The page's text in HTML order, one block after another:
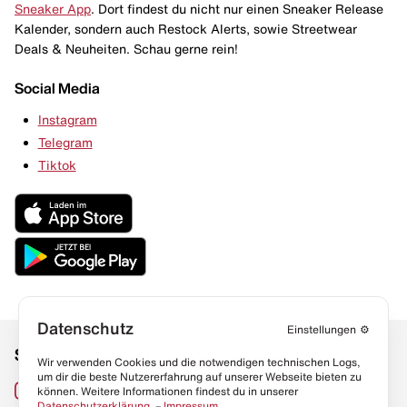
Sneaker App . Dort findest du nicht nur einen Sneaker Release
Kalender, sondern auch Restock Alerts, sowie Streetwear
Deals & Neuheiten. Schau gerne rein!
Social Media
Instagram
Telegram
Tiktok
Social Media
Instagram
Links
Sneaker Lexikon
Datenschutz Einstellungen ⚙️
Wir verwenden Cookies und die notwendigen technischen Logs,
um dir die beste Nutzererfahrung auf unserer Webseite bieten zu
können. Weitere Informationen findest du in unserer